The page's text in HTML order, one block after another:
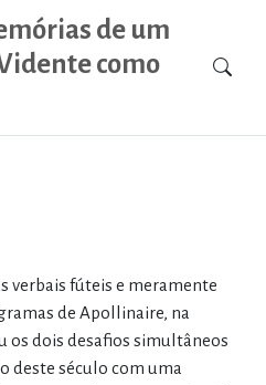
de um
como
verbais fúteis e meramente
de Apollinaire, na
os dois desafios simultâneos
deste século com uma